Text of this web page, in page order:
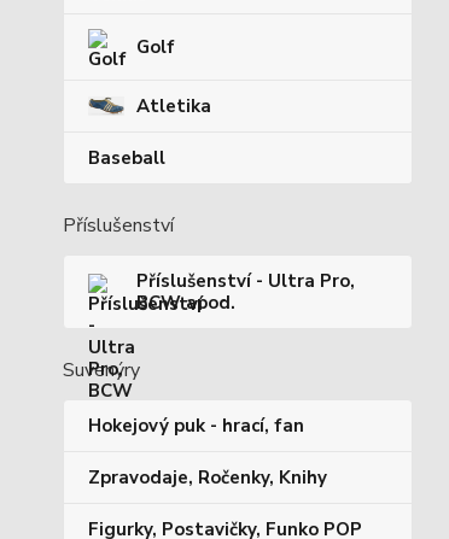
Golf
Atletika
Baseball
Příslušenství
Příslušenství - Ultra Pro,
BCW apod.
Suvenýry
Hokejový puk - hrací, fan
Zpravodaje, Ročenky, Knihy
Figurky, Postavičky, Funko POP